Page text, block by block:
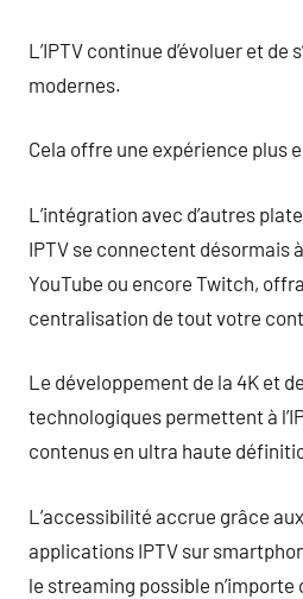
L’IPTV continue d’évoluer et de
modernes.
Cela offre une expérience plus
L’intégration avec d’autres
IPTV se connectent désormais
YouTube ou encore Twitch,
centralisation de tout votre
Le développement de la 4K et
technologiques permettent à
contenus en ultra haute
L’accessibilité accrue grâce
applications IPTV sur
le streaming possible n’importe